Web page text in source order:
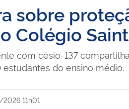
sobre
Colégio
com césio-137
do ensino médio.
11h01